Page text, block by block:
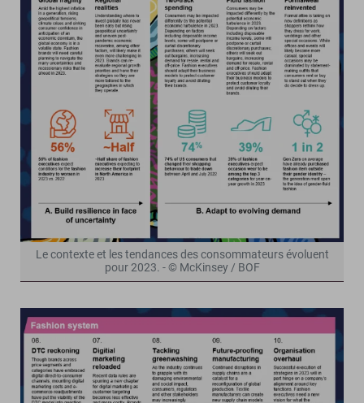
Le contexte et les tendances des consommateurs évoluent
pour 2023. - © McKinsey / BOF